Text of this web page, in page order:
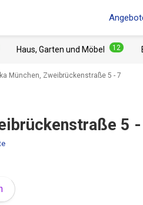
Haus, Garten und Möbel 12
München, Zweibrückenstraße 5 - 7
5